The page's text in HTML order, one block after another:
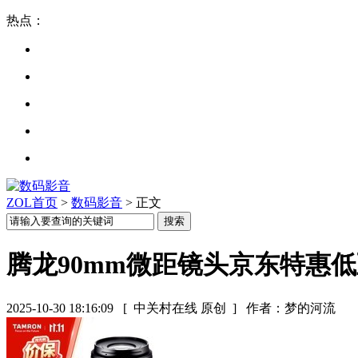
热点：
ZOL首页 > 数码影音 > 正文
腾龙90mm微距镜头京东特惠
2025-10-30 18:16:09 [ 中关村在线 原创 ] 作者：梦的河流